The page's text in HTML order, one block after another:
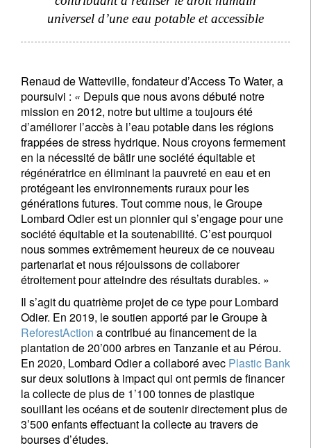
universel d’une eau potable et accessible
Renaud de Watteville, fondateur d’Access To Water, a
poursuivi : « Depuis que nous avons débuté notre
mission en 2012, notre but ultime a toujours été
d’améliorer l’accès à l’eau potable dans les régions
frappées de stress hydrique. Nous croyons fermement
en la nécessité de bâtir une société équitable et
régénératrice en éliminant la pauvreté en eau et en
protégeant les environnements ruraux pour les
générations futures. Tout comme nous, le Groupe
Lombard Odier est un pionnier qui s’engage pour une
société équitable et la soutenabilité. C’est pourquoi
nous sommes extrêmement heureux de ce nouveau
partenariat et nous réjouissons de collaborer
étroitement pour atteindre des résultats durables. »
Il s’agit du quatrième projet de ce type pour Lombard
Odier. En 2019, le soutien apporté par le Groupe à
ReforestAction a contribué au financement de la
plantation de 20’000 arbres en Tanzanie et au Pérou.
En 2020, Lombard Odier a collaboré avec Plastic Bank
sur deux solutions à impact qui ont permis de financer
la collecte de plus de 1’100 tonnes de plastique
souillant les océans et de soutenir directement plus de
3’500 enfants effectuant la collecte au travers de
bourses d’études.
Je ne suis pas citoyen US *
Vos informations seront utilisées conformément à
notrepolitique de confidentialité.
S'inscrire